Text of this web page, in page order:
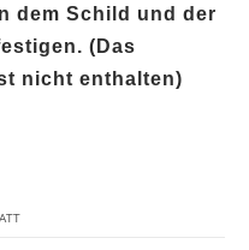
dem Schild und der
(Das
nicht enthalten)